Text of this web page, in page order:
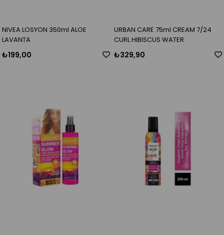
NIVEA LOSYON 350ml ALOE
LAVANTA
₺199,00
URBAN CARE 75ml CREAM 7/24
CURL HIBISCUS WATER
₺329,90